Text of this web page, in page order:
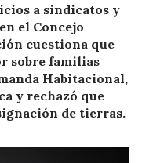
a sindicatos y
el Concejo
cuestiona que
sobre familias
Habitacional,
y rechazó que
de tierras.